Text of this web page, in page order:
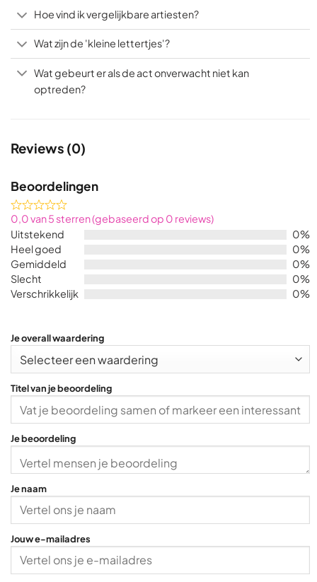
Hoe vind ik vergelijkbare artiesten?
Wat zijn de 'kleine lettertjes'?
Wat gebeurt er als de act onverwacht niet kan
optreden?
Reviews (0)
Beoordelingen
Rated
0,0
out
of
5
0,0 van 5 sterren (gebaseerd op 0 reviews)
Uitstekend
0%
Heel goed
0%
Gemiddeld
0%
Slecht
0%
Verschrikkelijk
0%
Je overall waardering
Titel van je beoordeling
Je beoordeling
Je naam
Jouw e-mailadres